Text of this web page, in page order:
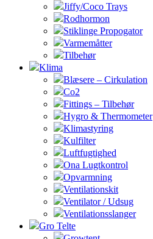
Jiffy/Coco Trays
Rodhormon
Stiklinge Propogator
Varmemåtter
Tilbehør
Klima
Blæsere – Cirkulation
Co2
Fittings – Tilbehør
Hygro & Thermometer
Klimastyring
Kulfilter
Luftfugtighed
Ona Lugtkontrol
Opvarmning
Ventilationskit
Ventilator / Udsug
Ventilationsslanger
Gro Telte